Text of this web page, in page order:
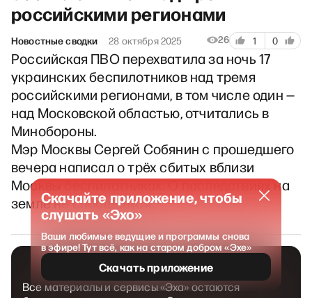
российскими регионами
Новостные сводки 28 октября 2025 26 1 0
Российская ПВО перехватила за ночь 17
украинских беспилотников над тремя
российскими регионами, в том числе один —
над Московской областью, отчитались в
Минобороны.
Мэр Москвы Сергей Собянин с прошедшего
вечера написал о трёх сбитых вблизи
Москвы беспилотниках. О последствиях на
земле не сообщается.
Все материалы и сервисы «Эха» остаются
Скачайте приложение, чтобы
слушать «Эхо»
Ваши любимые ведущие и программы снова
в эфире! Тут всё, как на старом добром «Эхе»
Скачать приложение